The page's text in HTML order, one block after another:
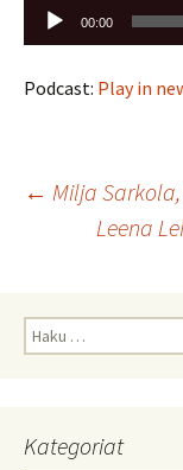
Äänitoistin
00:00
Podcast: Play in
selaus
← Milja
Leena
Haku:
Kategoriat